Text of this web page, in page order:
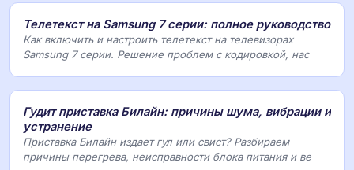
Телетекст на Samsung 7 серии: полное руководство
Как включить и настроить телетекст на телевизорах
Samsung 7 серии. Решение проблем с кодировкой, нас
Гудит приставка Билайн: причины шума, вибрации и
устранение
Приставка Билайн издает гул или свист? Разбираем
причины перегрева, неисправности блока питания и ве